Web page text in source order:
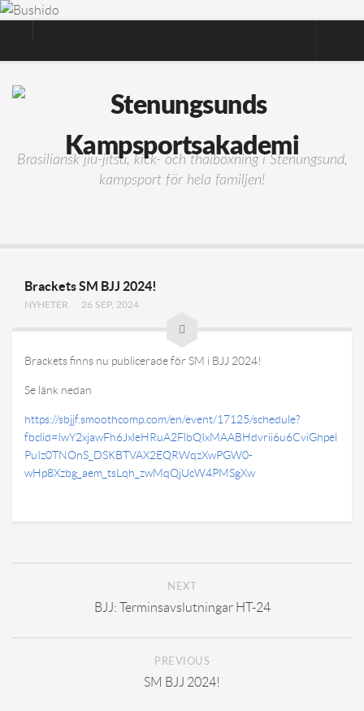
Brasiliansk Jiu-Jitsu
BJJ Kids (8-13 år)
Mini-BJJ (5-8 år)
Kontakta oss
Länkar
Reportage
Brasiliansk jiu-jitsu, kick- och thaiboxning i Stenungsund,
kampsport för hela familjen!
Brackets SM BJJ 2024!
NYHETER 26 SEP, 2024
Brackets finns nu publicerade för SM i BJJ 2024!
Se länk nedan
https://sbjjf.smoothcomp.com/en/event/17125/schedule?
fbclid=IwY2xjawFh6JxleHRuA2FlbQIxMAABHdvrii6u6CviGhpel
PuIz0TNOnS_DSKBTVAX2EQRWqzXwPGW0-
wHp8Xzbg_aem_tsLqh_zwMqQjUcW4PMSgXw
NEXT
BJJ: Terminsavslutningar HT-24
PREVIOUS
SM BJJ 2024!